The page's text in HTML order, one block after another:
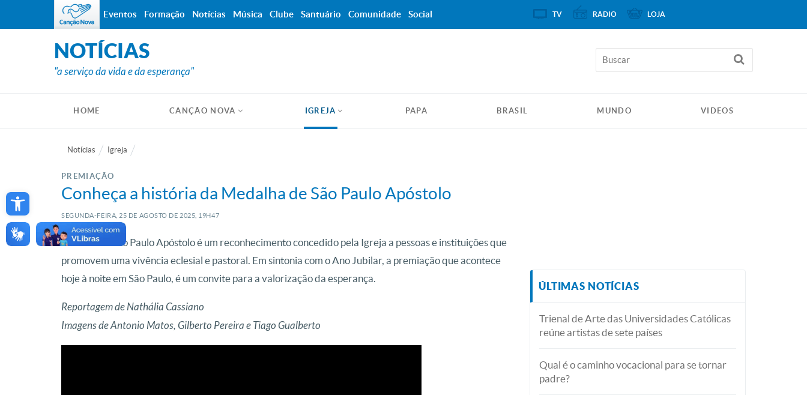
Open toolbar
NOTÍCIAS
"a serviço da vida e da esperança"
HOME CANÇÃO NOVA IGREJA PAPA BRASIL MUNDO VIDEOS
Notícias Igreja
PREMIAÇÃO
Conheça a história da Medalha de São Paulo Apóstolo
SEGUNDA-FEIRA, 25 DE AGOSTO DE 2025, 19H47
A Medalha São Paulo Apóstolo é um reconhecimento concedido pela Igreja a pessoas e instituições que
promovem uma vivência eclesial e pastoral. Em sintonia com o Ano Jubilar, a premiação que acontece
hoje à noite em São Paulo, é um convite para a valorização da esperança.
Reportagem de Nathália Cassiano
Imagens de Antonio Matos, Gilberto Pereira e Tiago Gualberto
ÚLTIMAS NOTÍCIAS
Trienal de Arte das Universidades Católicas
reúne artistas de sete países
Qual é o caminho vocacional para se tornar
padre?
Eventos Formação Notícias Música Clube Santuário Comunidade Social TV RÁDIO LOJA